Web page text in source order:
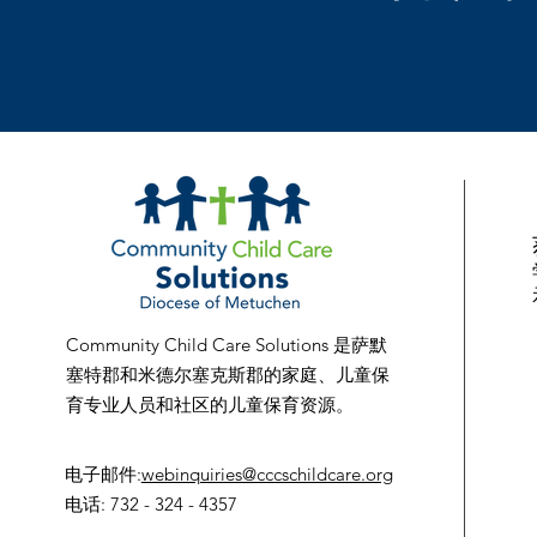
Community Child Care Solutions 是萨默
塞特郡和米德尔塞克斯郡的家庭、儿童保
育专业人员和社区的儿童保育资源。
电子邮件:webinquiries@cccschildcare.org
电话: 732 - 324 - 4357